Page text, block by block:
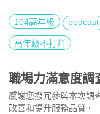
104高年級 podcast
高年級不打烊
職場力滿意度調
感謝您撥冗參與本次調
改善和提升服務品質。